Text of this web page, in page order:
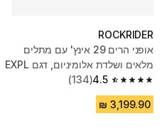
ROCKRIDER
אופני הרים 29 אינץ' עם מתלים
מלאים ושלדת אלומיניום‎, דגם EXPL
100 S ‎- אדום
4.5
4.5 out of 5 stars from 134 reviews
(134)